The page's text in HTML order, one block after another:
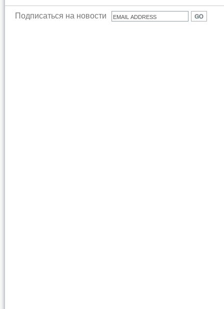
Подписаться на новости